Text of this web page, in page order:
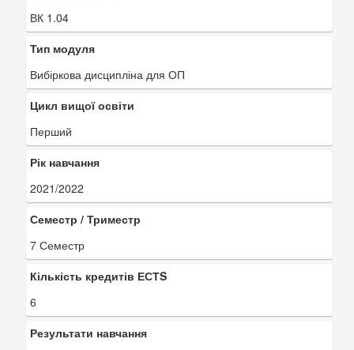
ВК 1.04
Тип модуля
Вибіркова дисципліна для ОП
Цикл вищої освіти
Перший
Рік навчання
2021/2022
Семестр / Триместр
7 Семестр
Кількість кредитів ЕСТS
6
Результати навчання